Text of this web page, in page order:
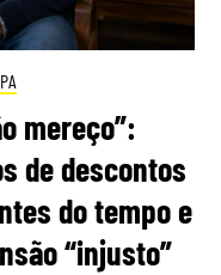
mereço”:
de descontos
do tempo e
“injusto”